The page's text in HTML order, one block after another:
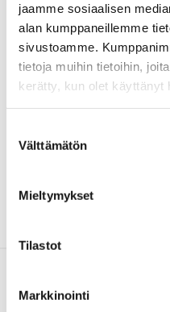
jaamme sosiaalisen
alan kumppaneillemme
sivustoamme.
tietoja muihin tietoihin,
kerätty, kun olet käyttänyt
valinta
Välttämätön
Mieltymykset
Tilastot
Markkinointi
(CFT+VR) ja sen
kustannuksia.
Johanna